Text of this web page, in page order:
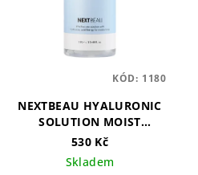
NEXTBEAU HYALURONIC
SOLUTION MOIST
CLEANSING WATER
530 Kč
Skladem
KÓD: 1180